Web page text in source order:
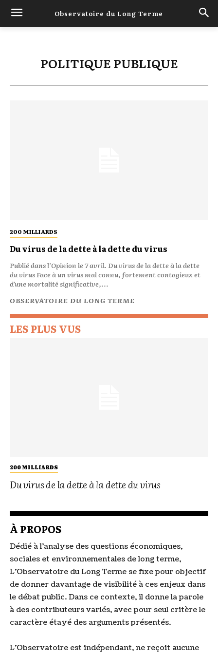
Observatoire du Long Terme
POLITIQUE PUBLIQUE
200 MILLIARDS
Du virus de la dette à la dette du virus
Publié dans l'Opinion le 7 avril. Du virus de la dette à la dette
du virus Face à un virus mal connu, fortement contagieux et
d’une mortalité significative,...
OBSERVATOIRE DU LONG TERME
LES PLUS VUS
200 MILLIARDS
Du virus de la dette à la dette du virus
À PROPOS
Dédié à l’analyse des questions économiques,
sociales et environnementales de long terme,
L’Observatoire du Long Terme se fixe pour objectif
de donner davantage de visibilité à ces enjeux dans
le débat public. Dans ce contexte, il donne la parole
à des contributeurs variés, avec pour seul critère le
caractère étayé des arguments présentés.
L’Observatoire est indépendant, ne reçoit aucune